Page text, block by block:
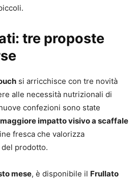
tre proposte
si arricchisce con tre novità
alle necessità nutrizionali di
confezioni sono state
maggiore impatto visivo a scaffale
fresca che valorizza
prodotto.
mese, è disponibile il Frullato